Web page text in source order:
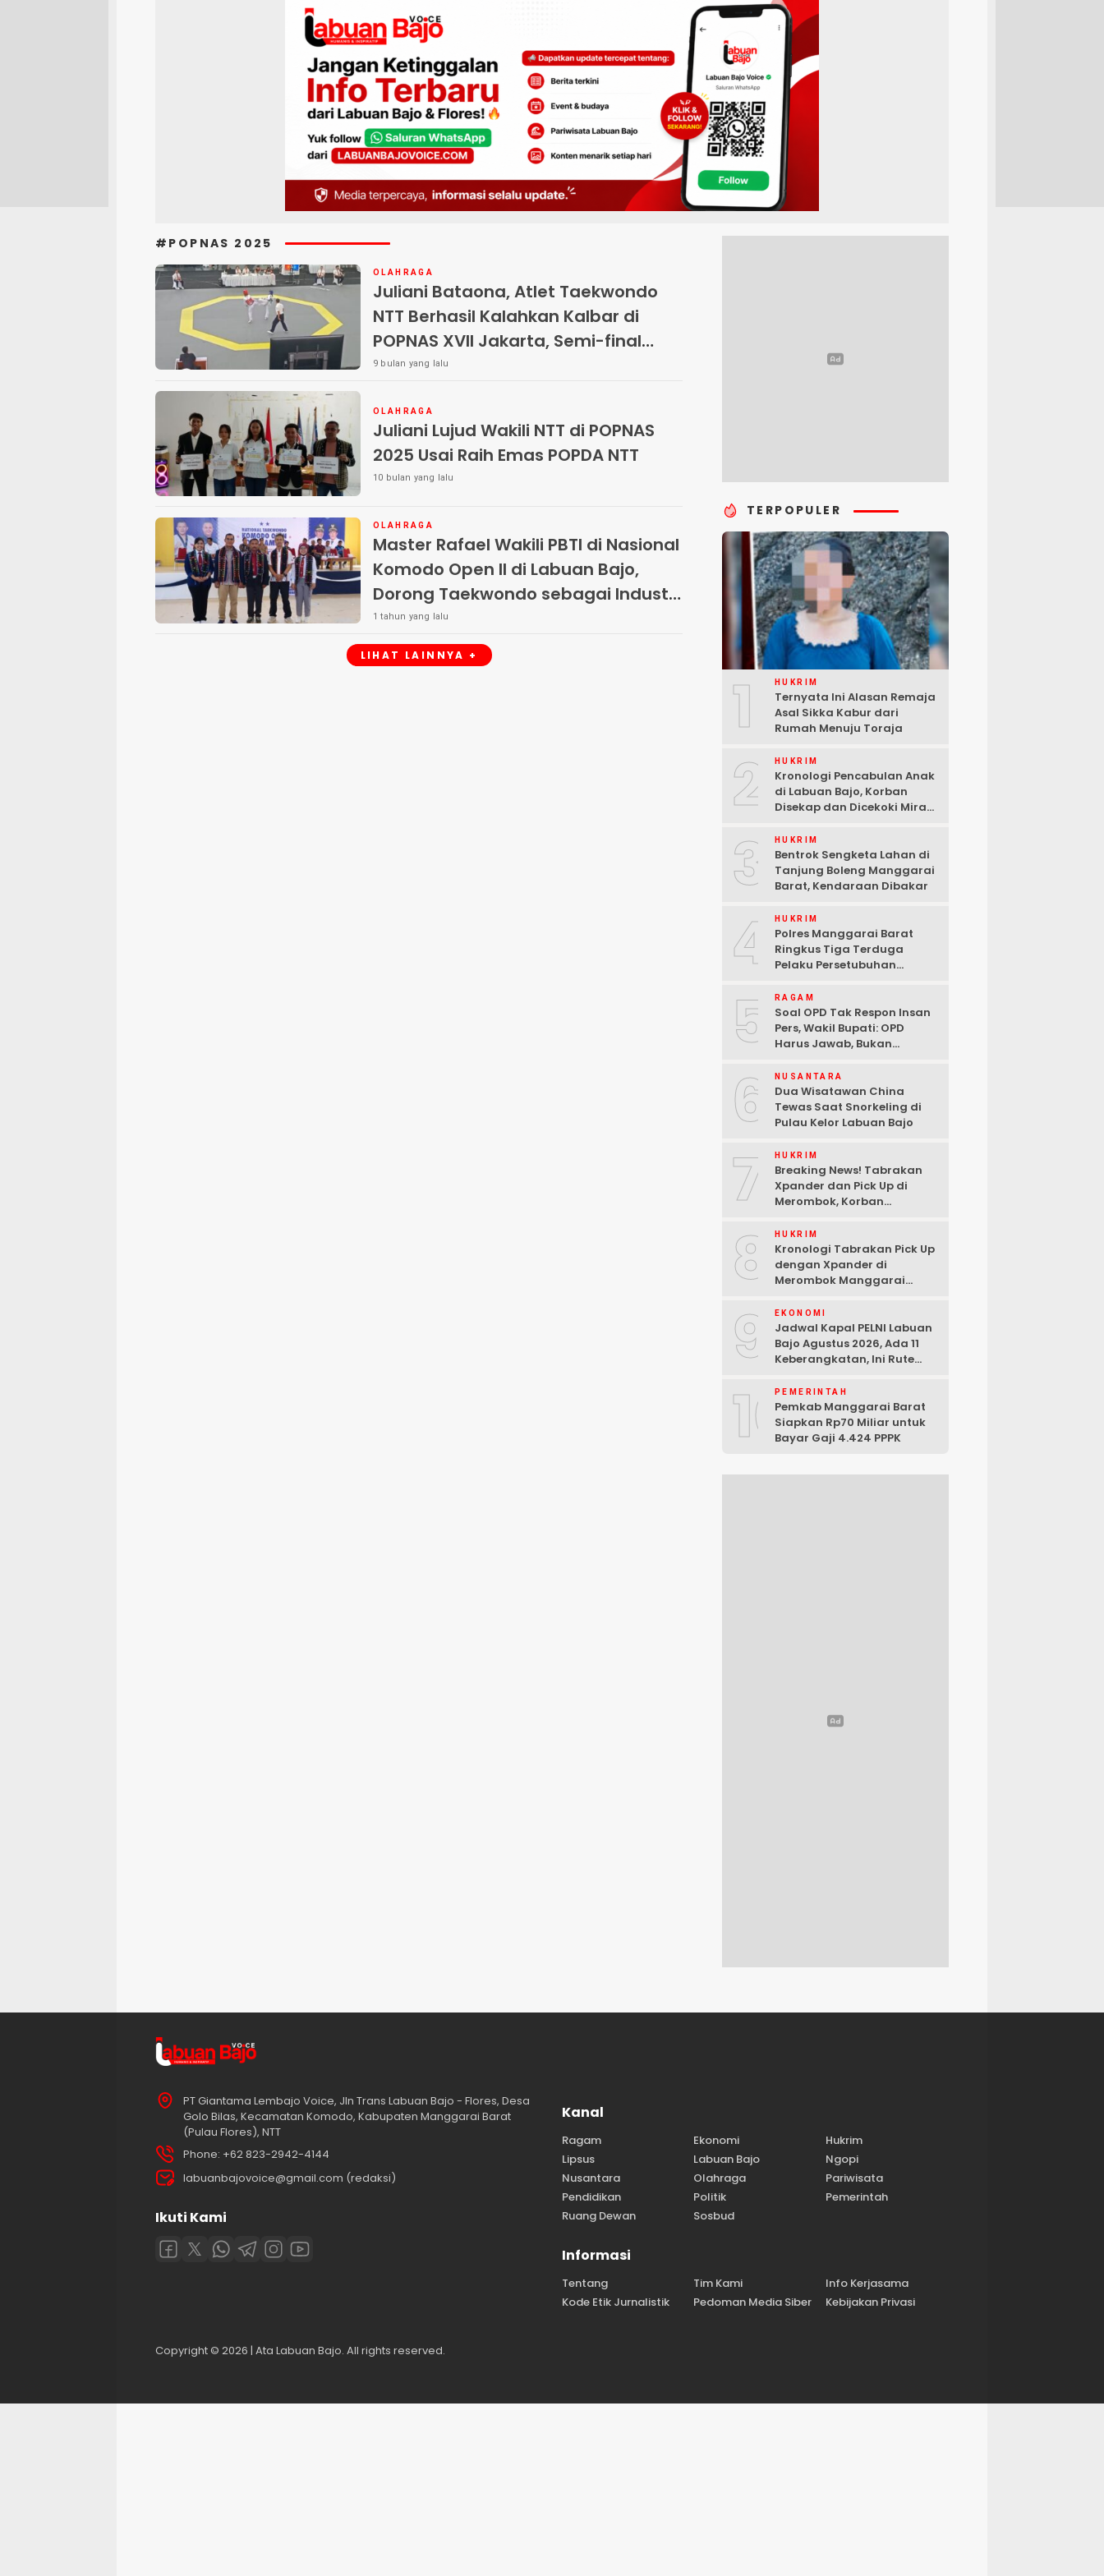
#POPNAS 2025
OLAHRAGA
Juliani Bataona, Atlet Taekwondo
NTT Berhasil Kalahkan Kalbar di
POPNAS XVII Jakarta, Semi-final
Menanti!
9 bulan yang lalu
OLAHRAGA
Juliani Lujud Wakili NTT di POPNAS
2025 Usai Raih Emas POPDA NTT
10 bulan yang lalu
OLAHRAGA
Master Rafael Wakili PBTI di Nasional
Komodo Open II di Labuan Bajo,
Dorong Taekwondo sebagai Industri
dan Jalan Prestasi Atlet Muda
1 tahun yang lalu
LIHAT LAINNYA +
TERPOPULER
1 HUKRIM
Ternyata Ini Alasan Remaja
Asal Sikka Kabur dari
Rumah Menuju Toraja
2 HUKRIM
Kronologi Pencabulan Anak
di Labuan Bajo, Korban
Disekap dan Dicekoki Miras,
3 HUKRIM
Bentrok Sengketa Lahan di
Tanjung Boleng Manggarai
Barat, Kendaraan Dibakar
4 HUKRIM
Polres Manggarai Barat
Ringkus Tiga Terduga
Pelaku Persetubuhan
Bajo
5 RAGAM
Soal OPD Tak Respon Insan
Pers, Wakil Bupati: OPD
Harus Jawab, Bukan
6 NUSANTARA
Dua Wisatawan China
Tewas Saat Snorkeling di
Pulau Kelor Labuan Bajo
7 HUKRIM
Breaking News! Tabrakan
Xpander dan Pick Up di
Merombok, Korban
8 HUKRIM
Kronologi Tabrakan Pick Up
dengan Xpander di
Merombok Manggarai
9 EKONOMI
Jadwal Kapal PELNI Labuan
Bajo Agustus 2026, Ada 11
Keberangkatan, Ini Rute
10PEMERINTAH
Pemkab Manggarai Barat
Siapkan Rp70 Miliar untuk
Bayar Gaji 4.424 PPPK
PT Giantama Lembajo Voice, Jln Trans Labuan Bajo - Flores, Desa
Golo Bilas, Kecamatan Komodo, Kabupaten Manggarai Barat
(Pulau Flores), NTT
Phone: +62 823-2942-4144
labuanbajovoice@gmail.com (redaksi)
Ikuti Kami
Kanal
Ragam Ekonomi
Hukrim
Lipsus
Labuan Bajo
Ngopi
Nusantara
Olahraga
Pariwisata
Pendidikan
Politik
Pemerintah
Ruang Dewan
Sosbud
Informasi
Tentang Tim Kami
Info Kerjasama
Kode Etik Jurnalistik
Pedoman Media Siber Kebijakan Privasi
Copyright © 2026 | Ata Labuan Bajo. All rights reserved.